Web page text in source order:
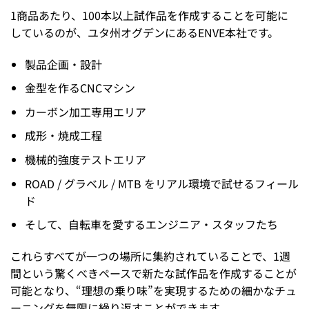
1商品あたり、100本以上試作品を作成することを可能に
しているのが、ユタ州オグデンにあるENVE本社です。
製品企画・設計
金型を作るCNCマシン
カーボン加工専用エリア
成形・焼成工程
機械的強度テストエリア
ROAD / グラベル / MTB をリアル環境で試せるフィール
ド
そして、自転車を愛するエンジニア・スタッフたち
これらすべてが一つの場所に集約されていることで、1週
間という驚くべきペースで新たな試作品を作成することが
可能となり、“理想の乗り味”を実現するための細かなチュ